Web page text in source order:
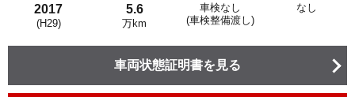
2017
(H29)
5.6
万km
車検なし
(車検整備渡し)
なし
車両状態証明書を見る